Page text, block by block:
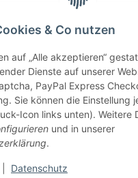
& Co nutzen
auf „Alle akzeptieren“
Dienste auf unserer
PayPal Express
Sie können die Einstellung
Icon links unten). Weitere
und in unserer
.
Datenschutz
Vertrag widerrufen